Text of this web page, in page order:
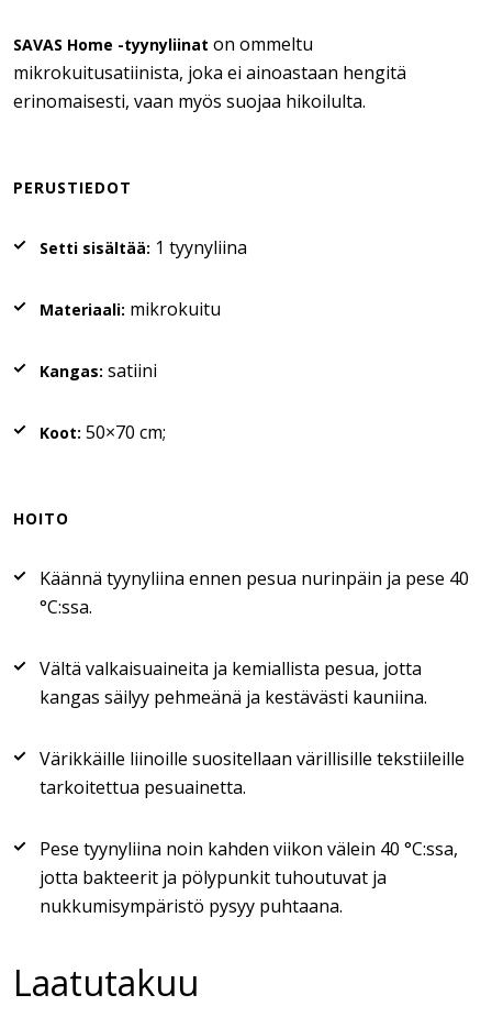
SAVAS Home -tyynyliinat on ommeltu
mikrokuitusatiinista, joka ei ainoastaan hengitä
erinomaisesti, vaan myös suojaa hikoilulta.
PERUSTIEDOT
Setti sisältää: 1 tyynyliina
Materiaali: mikrokuitu
Kangas: satiini
Koot: 50×70 cm;
HOITO
Käännä tyynyliina ennen pesua nurinpäin ja pese 40
°C:ssa.
Vältä valkaisuaineita ja kemiallista pesua, jotta
kangas säilyy pehmeänä ja kestävästi kauniina.
Värikkäille liinoille suositellaan värillisille tekstiileille
tarkoitettua pesuainetta.
Pese tyynyliina noin kahden viikon välein 40 °C:ssa,
jotta bakteerit ja pölypunkit tuhoutuvat ja
nukkumisympäristö pysyy puhtaana.
Laatutakuu